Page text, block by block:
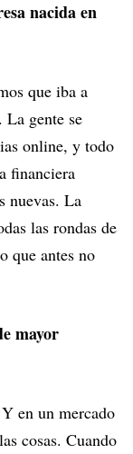
nacida en
que iba a
La gente se
online, y todo
financiera
nuevas. La
las rondas de
que antes no
mayor
en un mercado
cosas. Cuando